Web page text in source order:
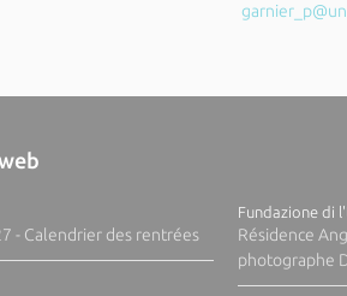
- Calendrier des rentrées
Fundazione di
Résidence
photographe